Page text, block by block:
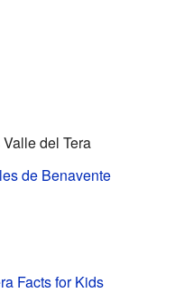
del Tera
de Benavente
Facts for Kids